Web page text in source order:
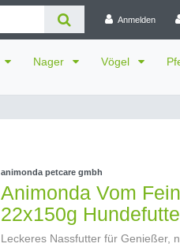
Anmelden
Nager Vögel
animonda petcare gmbh
Animonda Vom
22x150g
Leckeres Nassfutter für Genießer,